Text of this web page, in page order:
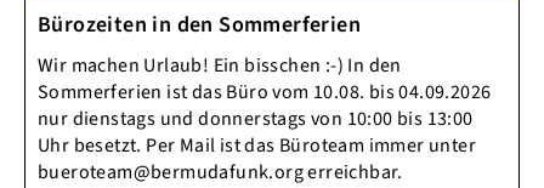
Bürozeiten in den Sommerferien
Wir machen Urlaub! Ein bisschen :-) In den
Sommerferien ist das Büro vom 10.08. bis 04.09.2026
nur dienstags und donnerstags von 10:00 bis 13:00
Uhr besetzt. Per Mail ist das Büroteam immer unter
bueroteam@bermudafunk.org erreichbar.